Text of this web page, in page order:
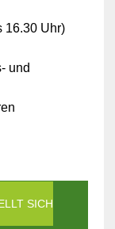
16.30 Uhr)
und
SICH